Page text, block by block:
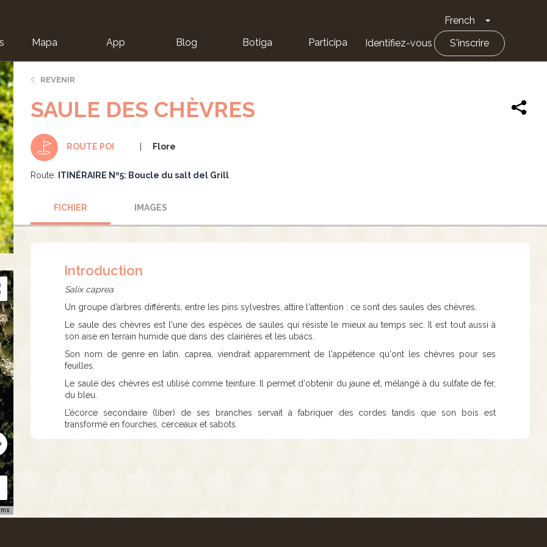
French Toggle
Mapa App Blog Botiga Participa Identifiez-vous S'inscrire
REVENIR
SAULE DES CHÈVRES
ROUTE POI Flore
Route: ITINÉRAIRE Nº5: Boucle du salt del Grill
FICHIER IMAGES
Introduction
Salix caprea
Un groupe d’arbres différents, entre les pins sylvestres, attire l'attention : ce sont des saules des chèvres.
Le saule des chèvres est l'une des espèces de saules qui résiste le mieux au temps sec. Il est tout aussi à
son aise en terrain humide que dans des clairières et les ubacs.
Son nom de genre en latin, caprea, viendrait apparemment de l'appétence qu'ont les chèvres pour ses
feuilles.
Le saule des chèvres est utilisé comme teinture. Il permet d'obtenir du jaune et, mélangé à du sulfate de fer,
du bleu.
L’écorce secondaire (liber) de ses branches servait à fabriquer des cordes tandis que son bois est
transformé en fourches, cerceaux et sabots.